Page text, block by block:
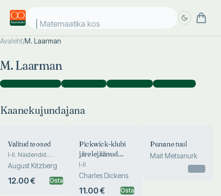
Matemaatika kosmo
Avaleht/M. Laarman
M. Laarman
Kaanekujundajana )Toimetajana )Illustraatorina )Kujundajana )
Kaanekujundajana
Valitud teosed
I-II. Näidendid.
Jutustused
August Kitzberg
12.00 € Osta
Pickwick-klubi
järelejäänud
paberid
I-II
Charles Dickens
11.00 € Osta
Punane tuul
Mait Metsanurk